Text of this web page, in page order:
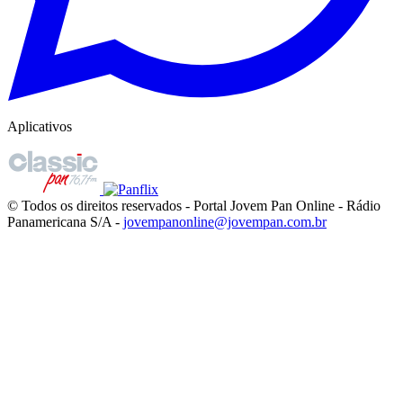
Aplicativos
© Todos os direitos reservados - Portal Jovem Pan Online - Rádio
Panamericana S/A - jovempanonline@jovempan.com.br